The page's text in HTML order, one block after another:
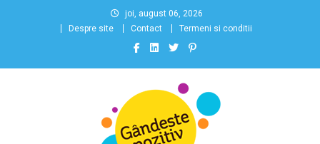
joi, august 06, 2026
Despre site
Contact Termeni si conditii